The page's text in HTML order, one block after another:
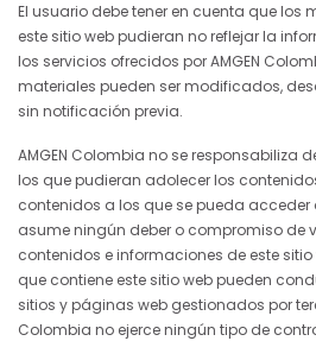
El usuario debe tener en cuenta que los
este sitio web pudieran no reflejar la
los servicios ofrecidos por AMGEN
materiales pueden ser modificados,
sin notificación previa.
AMGEN Colombia no se responsabiliza
los que pudieran adolecer los
contenidos a los que se pueda acceder
asume ningún deber o compromiso de
contenidos e informaciones de este sitio
que contiene este sitio web pueden
sitios y páginas web gestionados por
Colombia no ejerce ningún tipo de